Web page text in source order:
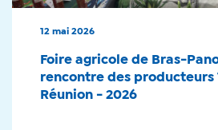
12 mai 2026
Foire agricole de Bras-
rencontre des producteurs
Réunion - 2026